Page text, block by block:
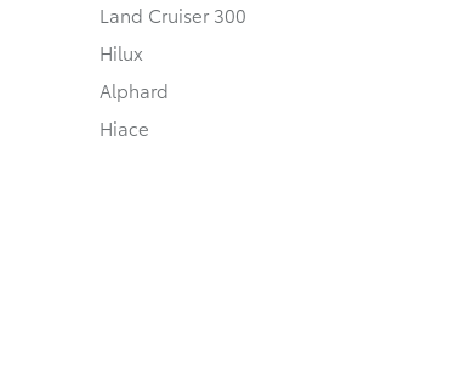
Land Cruiser 300
Hilux
Alphard
Hiace